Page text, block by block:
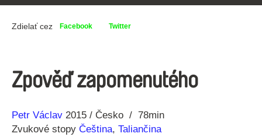
Zdielať cez Facebook Twitter
Zpověď zapomenutého
Réžia
Petr Václav
Rok
výroby
2015 Česko
78min
Zvukové stopy Čeština, Taliančina